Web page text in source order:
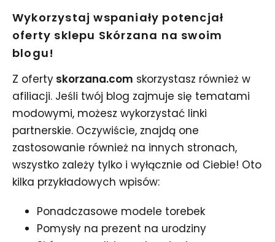
Wykorzystaj wspaniały potencjał
oferty sklepu Skórzana na swoim
blogu!
Z oferty skorzana.com skorzystasz również w
afiliacji. Jeśli twój blog zajmuje się tematami
modowymi, możesz wykorzystać linki
partnerskie. Oczywiście, znajdą one
zastosowanie również na innych stronach,
wszystko zależy tylko i wyłącznie od Ciebie! Oto
kilka przykładowych wpisów:
Ponadczasowe modele torebek
Pomysły na prezent na urodziny